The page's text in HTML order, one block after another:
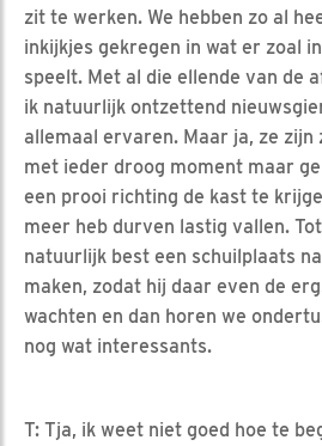
zit te werken. We hebben zo al
inkijkjes gekregen in wat er zoal
speelt. Met al die ellende van de
ik natuurlijk ontzettend
allemaal ervaren. Maar ja, ze zijn
met ieder droog moment maar
een prooi richting de kast te
meer heb durven lastig vallen.
natuurlijk best een schuilplaats
maken, zodat hij daar even de
wachten en dan horen we
nog wat interessants.
T: Tja, ik weet niet goed hoe te